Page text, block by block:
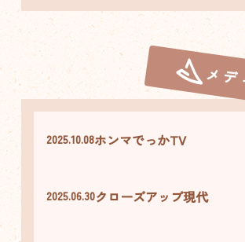
メ
2025.10.08ホンマでっかTV
2025.06.30クローズアップ現代